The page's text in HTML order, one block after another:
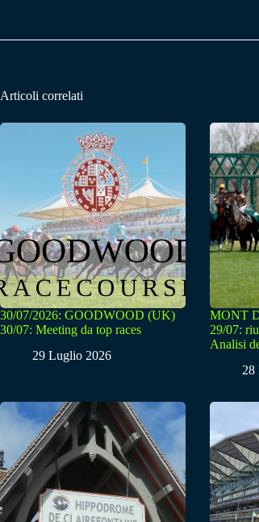
Articoli correlati
30/07/2026: GOODWOOD (UK)
30/07: Meeting da top races
29 Luglio 2026
MONT
29/07:
Analisi
28